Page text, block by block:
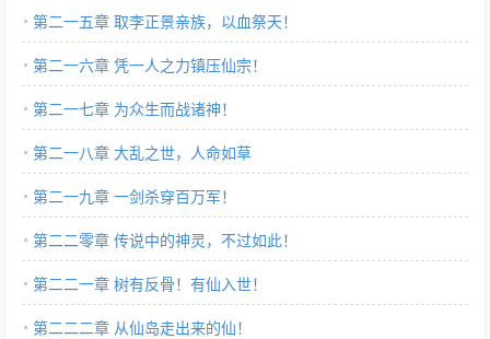
第二一五章 取李正景亲族，以血祭天！
第二一六章 凭一人之力镇压仙宗！
第二一七章 为众生而战诸神！
第二一八章 大乱之世，人命如草
第二一九章 一剑杀穿百万军！
第二二零章 传说中的神灵，不过如此！
第二二一章 树有反骨！有仙入世！
第二二二章 从仙岛走出来的仙！